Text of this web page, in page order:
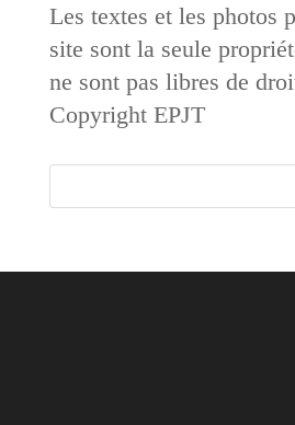
Les textes et les photos
site sont la seule
ne sont pas libres de
Copyright EPJT